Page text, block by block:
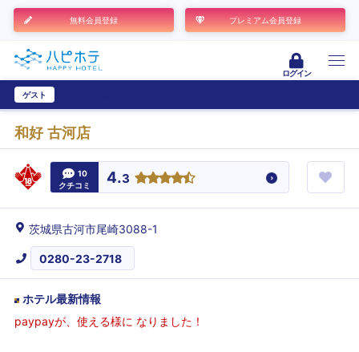
無料会員登録 プレミアム会員登録
ログイン
ゲスト
和好 古河店
10
クチコミ
4.3
茨城県古河市尾崎3088-1
0280-23-2718
ホテル最新情報
paypayが、使える様に なりました！